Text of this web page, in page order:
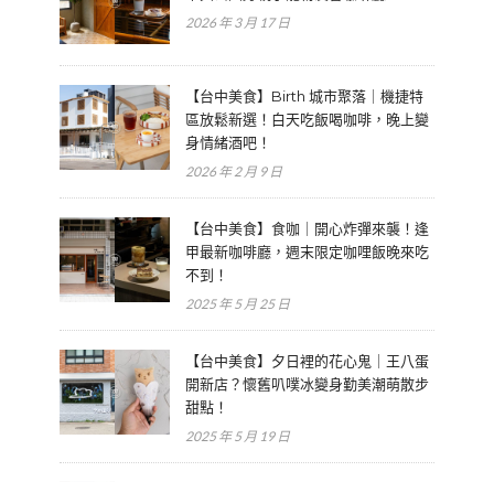
2026 年 3 月 17 日
【台中美食】Birth 城市聚落｜機捷特
區放鬆新選！白天吃飯喝咖啡，晚上變
身情緒酒吧！
2026 年 2 月 9 日
【台中美食】食咖｜開心炸彈來襲！逢
甲最新咖啡廳，週末限定咖哩飯晚來吃
不到！
2025 年 5 月 25 日
【台中美食】夕日裡的花心鬼｜王八蛋
開新店？懷舊叭噗冰變身勤美潮萌散步
甜點！
2025 年 5 月 19 日